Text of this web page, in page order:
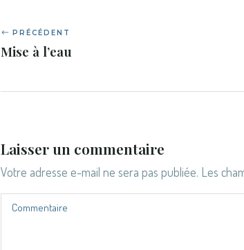
PRÉCÉDENT
Mise à l’eau
Laisser un commentaire
Votre adresse e-mail ne sera pas publiée. Les